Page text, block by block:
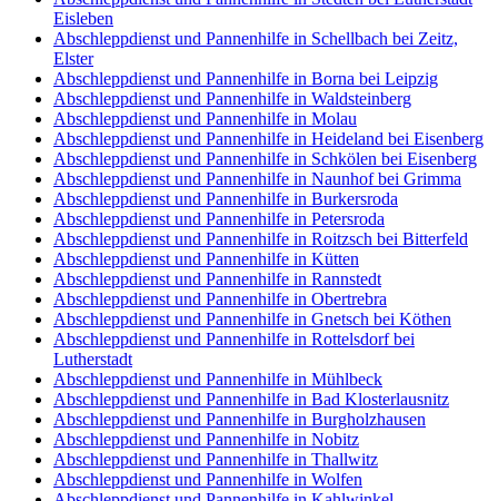
Eisleben
Abschleppdienst und Pannenhilfe in Schellbach bei Zeitz,
Elster
Abschleppdienst und Pannenhilfe in Borna bei Leipzig
Abschleppdienst und Pannenhilfe in Waldsteinberg
Abschleppdienst und Pannenhilfe in Molau
Abschleppdienst und Pannenhilfe in Heideland bei Eisenberg
Abschleppdienst und Pannenhilfe in Schkölen bei Eisenberg
Abschleppdienst und Pannenhilfe in Naunhof bei Grimma
Abschleppdienst und Pannenhilfe in Burkersroda
Abschleppdienst und Pannenhilfe in Petersroda
Abschleppdienst und Pannenhilfe in Roitzsch bei Bitterfeld
Abschleppdienst und Pannenhilfe in Kütten
Abschleppdienst und Pannenhilfe in Rannstedt
Abschleppdienst und Pannenhilfe in Obertrebra
Abschleppdienst und Pannenhilfe in Gnetsch bei Köthen
Abschleppdienst und Pannenhilfe in Rottelsdorf bei
Lutherstadt
Abschleppdienst und Pannenhilfe in Mühlbeck
Abschleppdienst und Pannenhilfe in Bad Klosterlausnitz
Abschleppdienst und Pannenhilfe in Burgholzhausen
Abschleppdienst und Pannenhilfe in Nobitz
Abschleppdienst und Pannenhilfe in Thallwitz
Abschleppdienst und Pannenhilfe in Wolfen